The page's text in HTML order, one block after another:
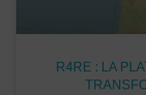
R4RE : LA